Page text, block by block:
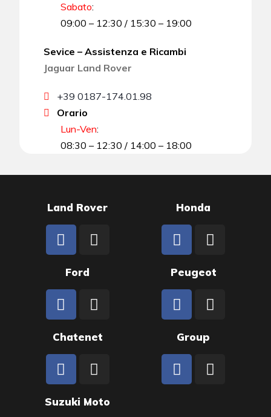
Sabato:
09:00 – 12:30 / 15:30 – 19:00
Sevice – Assistenza e Ricambi
Jaguar Land Rover
+39 0187-174.01.98
Orario
Lun-Ven:
08:30 – 12:30 / 14:00 – 18:00
Land Rover Honda
Ford Peugeot
Chatenet Group
Suzuki Moto